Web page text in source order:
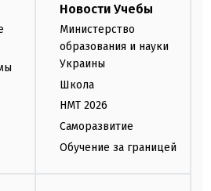
Новости Учебы
Министерство
образования и науки
Украины
Школа
НМТ 2026
Саморазвитие
Обучение за границей